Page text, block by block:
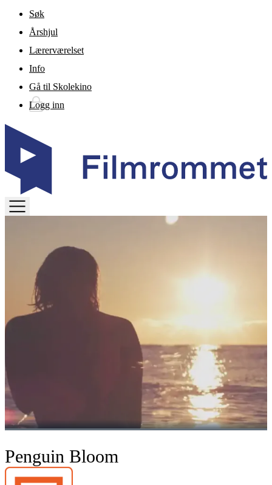
Gå til hovedinnhold
Søk
Årshjul
Lærerværelset
Info
Gå til Skolekino
Logg inn
Penguin Bloom